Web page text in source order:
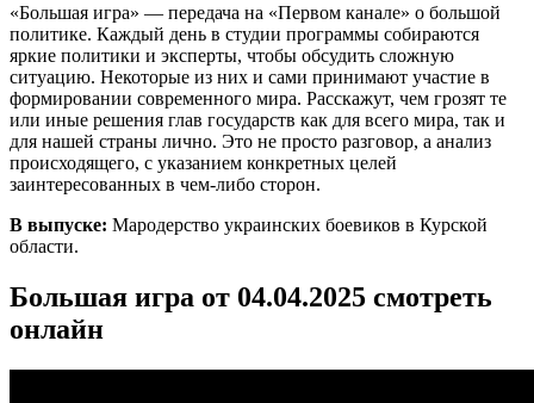
«Большая игра» — передача на «Первом канале» о большой
политике. Каждый день в студии программы собираются
яркие политики и эксперты, чтобы обсудить сложную
ситуацию. Некоторые из них и сами принимают участие в
формировании современного мира. Расскажут, чем грозят те
или иные решения глав государств как для всего мира, так и
для нашей страны лично. Это не просто разговор, а анализ
происходящего, с указанием конкретных целей
заинтересованных в чем-либо сторон.
В выпуске: Мародерство украинских боевиков в Курской
области.
Большая игра от 04.04.2025 смотреть
онлайн